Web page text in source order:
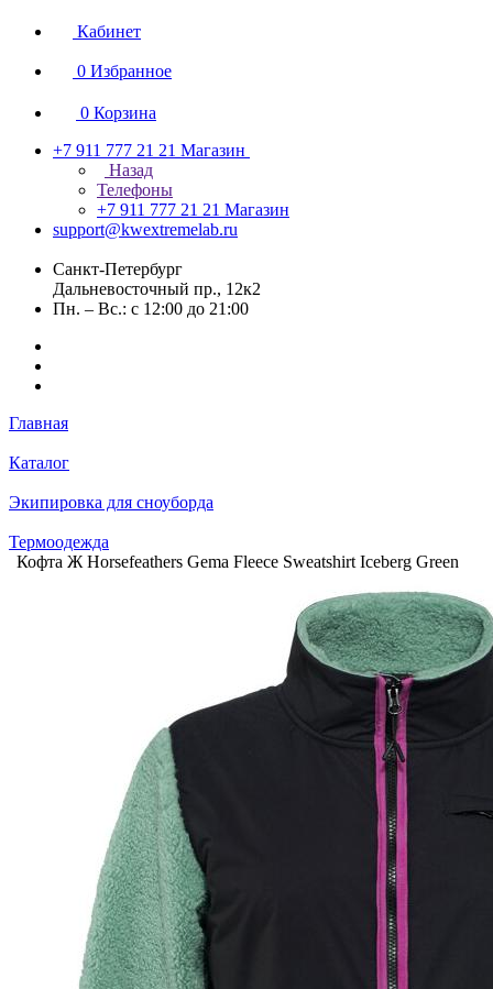
Кабинет
0 Избранное
0 Корзина
+7 911 777 21 21 Магазин
Назад
Телефоны
+7 911 777 21 21 Магазин
support@kwextremelab.ru
Санкт-Петербург
Дальневосточный пр., 12к2
Пн. – Вс.: с 12:00 до 21:00
Главная
Каталог
Экипировка для сноуборда
Термоодежда
Кофта Ж Horsefeathers Gema Fleece Sweatshirt Iceberg Green